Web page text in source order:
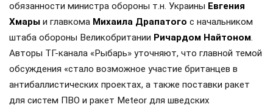
обязанности министра обороны т.н. Украины Евгения
Хмары и главкома Михаила Драпатого с начальником
штаба обороны Великобритании Ричардом Найтоном.
Авторы ТГ-канала «Рыбарь» уточняют, что главной темой
обсуждения «стало возможное участие британцев в
антибаллистических проектах, а также поставки ракет
для систем ПВО и ракет Meteor для шведских